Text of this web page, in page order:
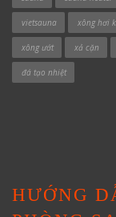
vietsauna xông hơi
xông ướt xả cặn
đá tạo nhiệt
HƯỚNG